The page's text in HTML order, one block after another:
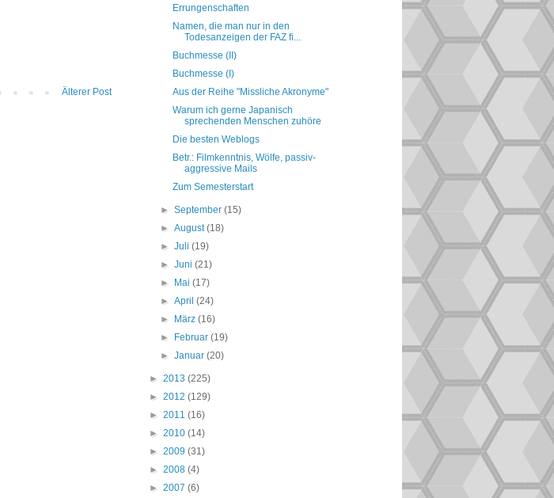
Älterer Post
Errungenschaften
Namen, die man nur in den
Todesanzeigen der FAZ fi...
Buchmesse (II)
Buchmesse (I)
Aus der Reihe "Missliche Akronyme"
Warum ich gerne Japanisch
sprechenden Menschen zuhöre
Die besten Weblogs
Betr.: Filmkenntnis, Wölfe, passiv-
aggressive Mails
Zum Semesterstart
►September(15)
►August(18)
►Juli(19)
►Juni(21)
►
Mai(17)
►April(24)
►
März(16)
►
Februar(19)
►Januar(20)
► 2013 (225)
► 2012 (129)
► 2011 (16)
► 2010 (14)
► 2009 (31)
► 2008 (4)
► 2007 (6)